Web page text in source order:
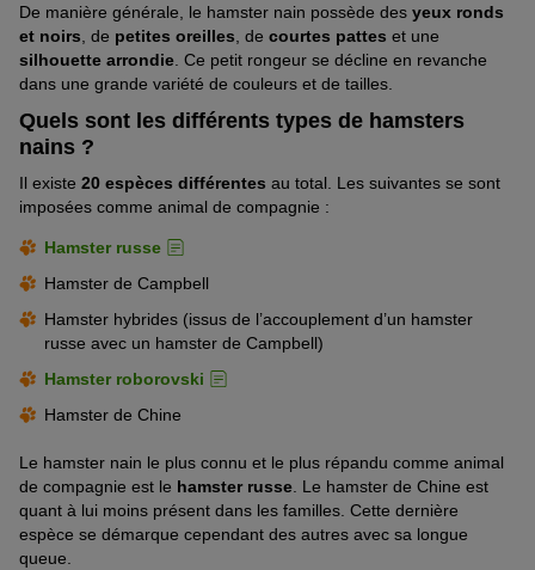
De manière générale, le hamster nain possède des yeux ronds
et noirs , de petites oreilles , de courtes pattes et une
silhouette arrondie . Ce petit rongeur se décline en revanche
dans une grande variété de couleurs et de tailles.
Quels sont les différents types de hamsters
nains ?
Il existe 20 espèces différentes au total. Les suivantes se sont
imposées comme animal de compagnie :
Hamster russe
Hamster de Campbell
Hamster hybrides (issus de l’accouplement d’un hamster
russe avec un hamster de Campbell)
Hamster roborovski
Hamster de Chine
Le hamster nain le plus connu et le plus répandu comme animal
de compagnie est le hamster russe . Le hamster de Chine est
quant à lui moins présent dans les familles. Cette dernière
espèce se démarque cependant des autres avec sa longue
queue.